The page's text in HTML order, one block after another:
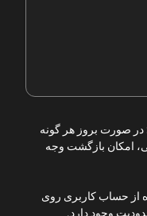
در صورت بروز هر گونه
امکان بازگشت وجه
از حساب کاربری روی
وجود دارد.